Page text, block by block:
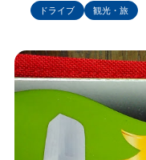
ドライブ
観光・旅